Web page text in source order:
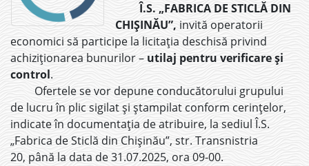
Î.S. „FABRICA DE STICLĂ DIN
CHIȘINĂU”, invită operatorii
economici să participe la licitația deschisă privind
achiziționarea bunurilor – utilaj pentru verificare și
control.
Ofertele se vor depune conducătorului grupului
de lucru în plic sigilat și ștampilat conform cerințelor,
indicate în documentația de atribuire, la sediul Î.S.
„Fabrica de Sticlă din Chișinău”, str. Transnistria
20, până la data de 31.07.2025, ora 09-00.